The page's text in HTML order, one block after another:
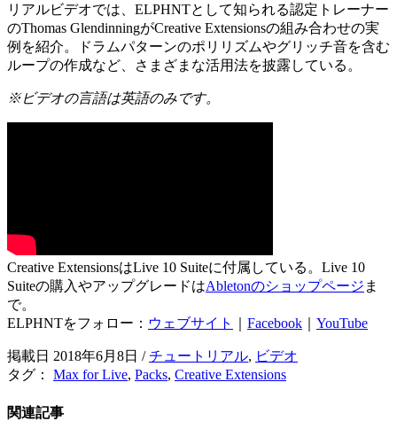
リアルビデオでは、ELPHNTとして知られる認定トレーナー
のThomas GlendinningがCreative Extensionsの組み合わせの実
例を紹介。ドラムパターンのポリリズムやグリッチ音を含む
ループの作成など、さまざまな活用法を披露している。
※ビデオの言語は英語のみです。
Creative ExtensionsはLive 10 Suiteに付属している。 Live 10
Suiteの購入やアップグレードはAbletonのショップページ ま
で。
ELPHNTをフォロー： ウェブサイト Facebook YouTube
掲載日 2018年6月8日 /チュートリアル, ビデオ
タグ： Max for Live, Packs, Creative Extensions
関連記事